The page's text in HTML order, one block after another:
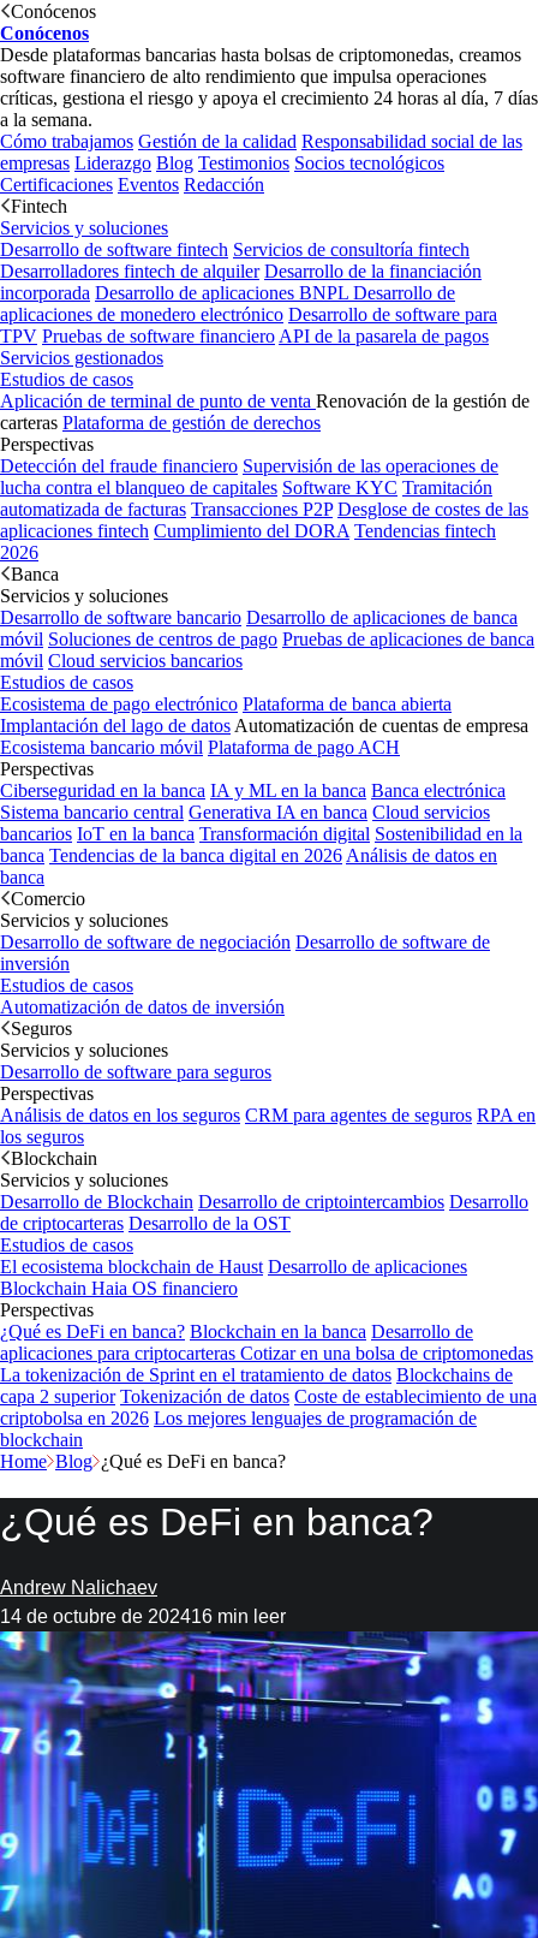
Conócenos
Conócenos
Desde plataformas bancarias hasta bolsas de criptomonedas, creamos
software financiero de alto rendimiento que impulsa operaciones
críticas, gestiona el riesgo y apoya el crecimiento 24 horas al día, 7 días
a la semana.
Cómo trabajamos Gestión de la calidad Responsabilidad social de las
empresas Liderazgo Blog Testimonios Socios tecnológicos
Certificaciones Eventos Redacción
Fintech
Servicios y soluciones
Desarrollo de software fintech Servicios de consultoría fintech
Desarrolladores fintech de alquiler Desarrollo de la financiación
incorporada Desarrollo de aplicaciones BNPL Desarrollo de
aplicaciones de monedero electrónico Desarrollo de software para
TPV Pruebas de software financiero API de la pasarela de pagos
Servicios gestionados
Estudios de casos
Aplicación de terminal de punto de venta Renovación de la gestión de
carteras Plataforma de gestión de derechos
Perspectivas
Detección del fraude financiero Supervisión de las operaciones de
lucha contra el blanqueo de capitales Software KYC Tramitación
automatizada de facturas Transacciones P2P Desglose de costes de las
aplicaciones fintech Cumplimiento del DORA Tendencias fintech
2026
Banca
Servicios y soluciones
Desarrollo de software bancario Desarrollo de aplicaciones de banca
móvil Soluciones de centros de pago Pruebas de aplicaciones de banca
móvil Cloud servicios bancarios
Estudios de casos
Ecosistema de pago electrónico Plataforma de banca abierta
Implantación del lago de datos Automatización de cuentas de empresa
Ecosistema bancario móvil Plataforma de pago ACH
Perspectivas
Ciberseguridad en la banca IA y ML en la banca Banca electrónica
Sistema bancario central Generativa IA en banca Cloud servicios
bancarios IoT en la banca Transformación digital Sostenibilidad en la
banca Tendencias de la banca digital en 2026 Análisis de datos en
banca
Comercio
Servicios y soluciones
Desarrollo de software de negociación Desarrollo de software de
inversión
Estudios de casos
Automatización de datos de inversión
Seguros
Servicios y soluciones
Desarrollo de software para seguros
Perspectivas
Análisis de datos en los seguros CRM para agentes de seguros RPA en
los seguros
Blockchain
Servicios y soluciones
Desarrollo de Blockchain Desarrollo de criptointercambios Desarrollo
de criptocarteras Desarrollo de la OST
Estudios de casos
El ecosistema blockchain de Haust Desarrollo de aplicaciones
Blockchain Haia OS financiero
Perspectivas
¿Qué es DeFi en banca? Blockchain en la banca Desarrollo de
aplicaciones para criptocarteras Cotizar en una bolsa de criptomonedas
La tokenización de Sprint en el tratamiento de datos Blockchains de
capa 2 superior Tokenización de datos Coste de establecimiento de una
criptobolsa en 2026 Los mejores lenguajes de programación de
blockchain
Home Blog ¿Qué es DeFi en banca?
¿Qué es DeFi en banca?
Andrew Nalichaev
14 de octubre de 202416 min leer